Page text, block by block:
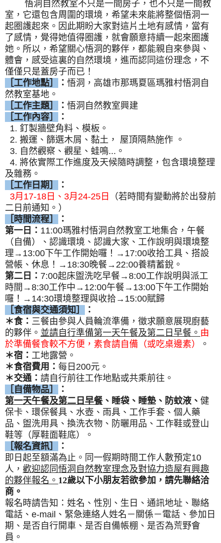
悟洞自然教室不只是一間房子，也不只是一間教
室，它還包含周圍的環境，希望未來能將整個悟洞一
起圈護起來。因此期盼大家對這片土地有感情，當有
了感情，覺得她值得圈護，就會願意持續一起來圈護
她。所以，希望關心悟洞的夥伴，都能親自來參與、
體會，感受這裏的自然環境，進而認同這份理念，不
僅僅只是蓋房子而已！
［工作地點］
： 悟洞，高雄市那瑪夏區瑪雅村悟洞自
然教室基地。
［工作主題］
： 悟洞自然教室興建
［工作內容］
：
1. 釘製牆壁角料、模板。
2. 搬運、篩選木屑、黏土， 屋頂隔熱施作 。
3. 自然觀察、觀星、蛙鳴...。
4. 將依實際工作進度及天候隨時調整，包含環境整理
及雜務。
［工作日期］
：
3月17-18日、3月24-25日
（若時間有變動將於出發前
二日前通知。）
［時間流程］
：
第一日： 11:00瑪雅村悟洞自然教室工地集合，午餐
（自備）、認識環境、認識大家、工作說明與環境整
理→13:00下午工作開始囉！→17:00收拾工具、搭設
營帳、休息！→18:30晚餐→22:00養精蓄銳。
第二日： 7:00起床盥洗吃早餐→8:00工作說明與派工
時間→8:30工作中→12:00午餐→13:00下午工作開始
囉！ →14:30環境整理與收拾→15:00賦歸
［食宿與交通須知］
：
＊食： 三餐由參與人員輪流準備，徵求願意展現廚藝
的夥伴。 並請自行準備第一天午餐及第二日早餐。 由
於準備餐食較不方便，素食請自備（或吃桌邊素）
。
＊宿： 工地露營。
＊食宿費用： 每日200元。
＊交通： 請自行前往工作地點或共乘前往。
［自備物品］
：
第一天午餐及第二日早餐、睡袋、睡墊、防蚊液、 健
保卡、環保餐具、水壺、雨具、工作手套、個人藥
品、盥洗用具、換洗衣物、防曬用品、工作鞋或登山
鞋等（厚鞋面鞋底）。
［報名資訊］
：
即日起至額滿為止。同一假期時間工作人數預定10
人， 歡迎認同悟洞自然教室理念及對協力造屋有興趣
的夥伴報名。 12歲以下小朋友若欲參加，請先聯絡洽
商。
報名時請告知：姓名、性別、生日、通訊地址、聯絡
電話、e-mail、緊急連絡人姓名－關係－電話、參加日
期、是否自行開車、是否自備帳棚、是否為荒野會
員。